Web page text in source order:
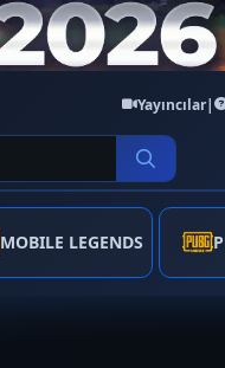
Yayıncılar|
MOBILE LEGENDS